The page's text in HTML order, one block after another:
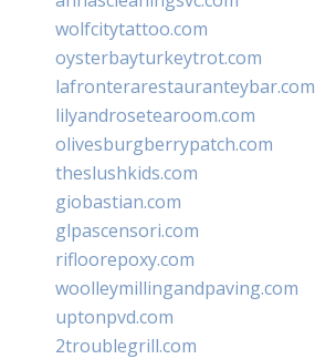
wolfcitytattoo.com
oysterbayturkeytrot.com
lafronterarestauranteybar.com
lilyandrosetearoom.com
olivesburgberrypatch.com
theslushkids.com
giobastian.com
glpascensori.com
rifloorepoxy.com
woolleymillingandpaving.com
uptonpvd.com
2troublegrill.com